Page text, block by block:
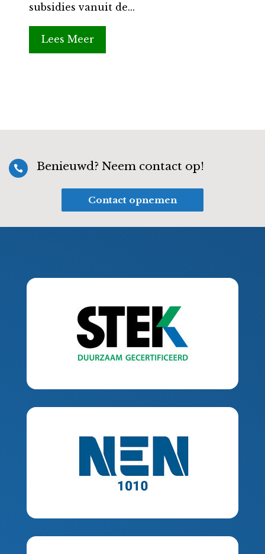
subsidies vanuit de...
Lees Meer
 Benieuwd? Neem contact op!
Contact opnemen